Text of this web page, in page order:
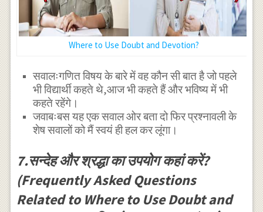
Where to Use Doubt and Devotion?
सवालःगणित विषय के बारे में वह कौन सी बात है जो पहले
भी विद्यार्थी कहते थे,आज भी कहते हैं और भविष्य में भी
कहते रहेंगे।
जवाबःबस यह एक सवाल ओर बता दो फिर प्रश्नावली के
शेष सवालों को मैं स्वयं ही हल कर लूंगा।
7.सन्देह और श्रद्धा का उपयोग कहां करें?
(Frequently Asked Questions
Related to Where to Use Doubt and